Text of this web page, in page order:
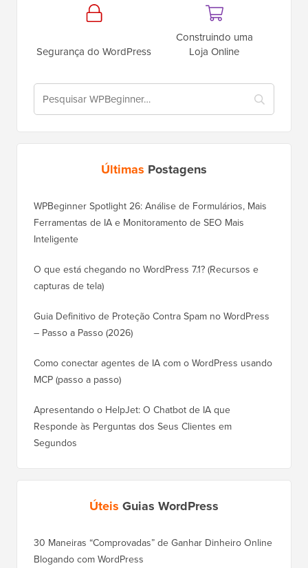
Segurança do WordPress
Construindo uma
Loja Online
Últimas Postagens
WPBeginner Spotlight 26: Análise de Formulários, Mais
Ferramentas de IA e Monitoramento de SEO Mais
Inteligente
O que está chegando no WordPress 7.1? (Recursos e
capturas de tela)
Guia Definitivo de Proteção Contra Spam no WordPress
– Passo a Passo (2026)
Como conectar agentes de IA com o WordPress usando
MCP (passo a passo)
Apresentando o HelpJet: O Chatbot de IA que
Responde às Perguntas dos Seus Clientes em
Segundos
Úteis Guias WordPress
30 Maneiras “Comprovadas” de Ganhar Dinheiro Online
Blogando com WordPress